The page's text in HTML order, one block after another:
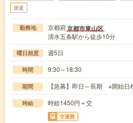
派遣
勤務地 京都府京都市東山区
清水五条駅から徒歩10分
曜日頻度 週5日
時間 9:30～18:30
期間 【急募】即日～長期 ※開始
時給 時給1450円＋交
交通費